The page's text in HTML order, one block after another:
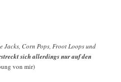
Jacks, Corn Pops, Froot Loops und
sich allerdings nur auf den
von mir)